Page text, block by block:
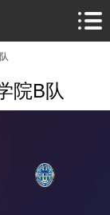
院B队